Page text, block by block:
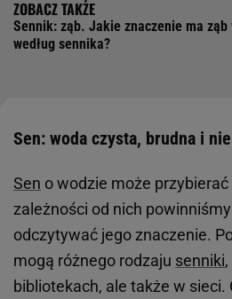
Sennik: ząb. Jakie znaczenie ma ząb
według sennika?
Sen: woda czysta, brudna i
Sen o wodzie może
zależności od nich
odczytywać jego znaczenie.
mogą różnego rodzaju senniki
bibliotekach, ale także w sieci.